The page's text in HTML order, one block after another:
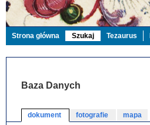
Strona główna Szukaj Tezaurus
Baza Danych
dokument fotografie mapa